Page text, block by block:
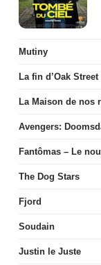
Mutiny
La fin d’Oak Street
La Maison de nos
Avengers:
Fantômas – Le
The Dog Stars
Fjord
Soudain
Justin le Juste